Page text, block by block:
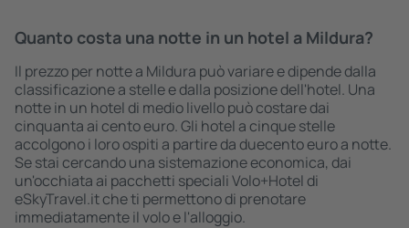
Quanto costa una notte in un hotel a Mildura?
Il prezzo per notte a Mildura può variare e dipende dalla
classificazione a stelle e dalla posizione dell'hotel. Una
notte in un hotel di medio livello può costare dai
cinquanta ai cento euro. Gli hotel a cinque stelle
accolgono i loro ospiti a partire da duecento euro a notte.
Se stai cercando una sistemazione economica, dai
un'occhiata ai pacchetti speciali Volo+Hotel di
eSkyTravel.it che ti permettono di prenotare
immediatamente il volo e l'alloggio.